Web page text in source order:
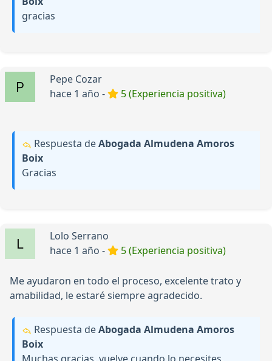
gracias
Pepe Cozar
hace 1 año -
5 (Experiencia positiva)
Respuesta deAbogada Almudena Amoros
Boix
Gracias
Lolo Serrano
hace 1 año -
5 (Experiencia positiva)
Me ayudaron en todo el proceso, excelente trato y
amabilidad, le estaré siempre agradecido.
Respuesta deAbogada Almudena Amoros
Boix